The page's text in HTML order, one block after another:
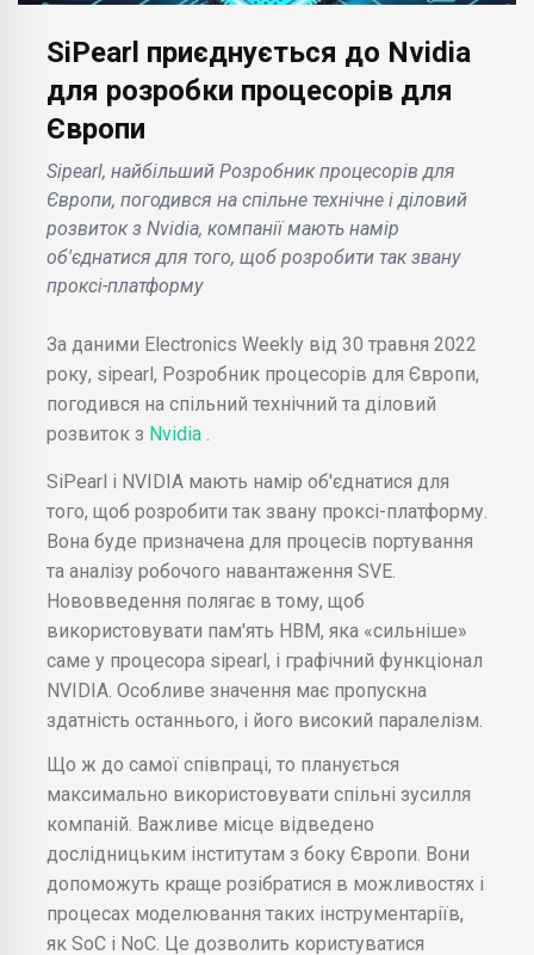
SiPearl приєднується до Nvidia
для розробки процесорів для
Європи
Sipearl, найбільший Розробник процесорів для
Європи, погодився на спільне технічне і діловий
розвиток з Nvidia, компанії мають намір
об'єднатися для того, щоб розробити так звану
проксі-платформу
За даними Electronics Weekly від 30 травня 2022
року, sipearl, Розробник процесорів для Європи,
погодився на спільний технічний та діловий
розвиток з Nvidia
SiPearl і NVIDIA мають намір об'єднатися для
того, щоб розробити так звану проксі-платформу.
Вона буде призначена для процесів портування
та аналізу робочого навантаження SVE.
Нововведення полягає в тому, щоб
використовувати пам'ять HBM, яка «сильніше»
саме у процесора sipearl, і графічний функціонал
NVIDIA. Особливе значення має пропускна
здатність останнього, і його високий паралелізм.
Що ж до самої співпраці, то планується
максимально використовувати спільні зусилля
компаній. Важливе місце відведено
дослідницьким інститутам з боку Європи. Вони
допоможуть краще розібратися в можливостях і
процесах моделювання таких інструментаріїв,
як SoC і NoC. Це дозволить користуватися